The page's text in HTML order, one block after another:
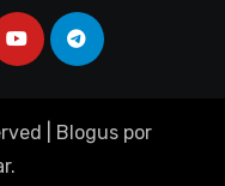
Blogus por
.